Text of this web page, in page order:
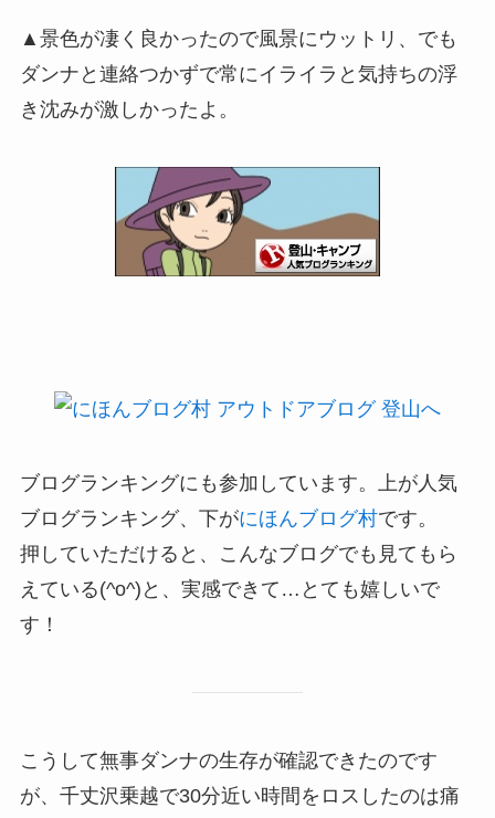
▲景色が凄く良かったので風景にウットリ、でも
ダンナと連絡つかずで常にイライラと気持ちの浮
き沈みが激しかったよ。
ブログランキングにも参加しています。上が人気
ブログランキング、下がにほんブログ村です。
押していただけると、こんなブログでも見てもら
えている(^o^)と、実感できて…とても嬉しいで
す！
こうして無事ダンナの生存が確認できたのです
が、千丈沢乗越で30分近い時間をロスしたのは痛